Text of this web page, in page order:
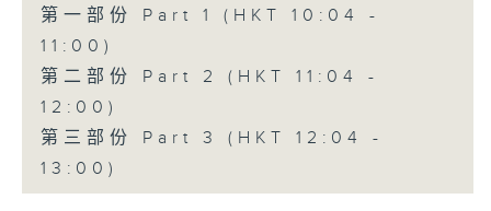
第一部份 Part 1 (HKT 10:04 -
11:00)
第二部份 Part 2 (HKT 11:04 -
12:00)
第三部份 Part 3 (HKT 12:04 -
13:00)